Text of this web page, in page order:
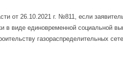
26.10.2021 г. №811, если заявитель
в виде единовременной социальной
газораспределительных